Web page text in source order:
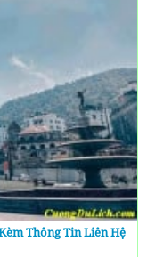
Thông Tin Liên Hệ